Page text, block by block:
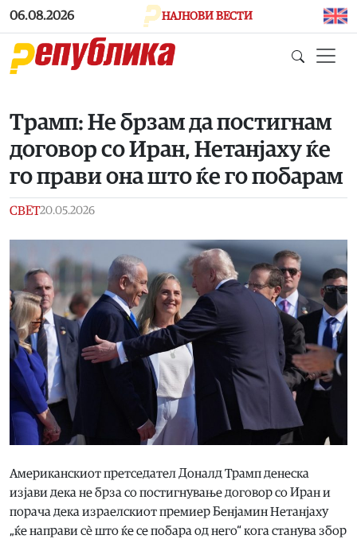
Skip to main content
06.08.2026 НАЈНОВИ ВЕСТИ
Трамп: Не брзам да постигнам
договор со Иран, Нетанјаху ќе
го прави она што ќе го побарам
СВЕТ20.05.2026
Американскиот претседател Доналд Трамп денеска
изјави дека не брза со постигнување договор со Иран и
порача дека израелскиот премиер Бенјамин Нетанјаху
„ќе направи сè што ќе се побара од него“ кога станува збор